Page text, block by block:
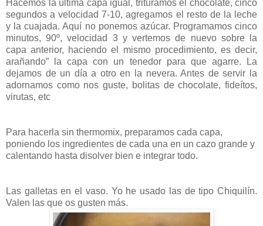
Hacemos la última capa igual, trituramos el chocolate, cinco
segundos a velocidad 7-10, agregamos el resto de la leche
y la cuajada. Aquí no ponemos azúcar. Programamos cinco
minutos, 90º, velocidad 3 y vertemos de nuevo sobre la
capa anterior, haciendo el mismo procedimiento, es decir,
arañando” la capa con un tenedor para que agarre. La
dejamos de un día a otro en la nevera. Antes de servir la
adornamos como nos guste, bolitas de chocolate, fideítos,
virutas, etc
Para hacerla sin thermomix, preparamos cada capa,
poniendo los ingredientes de cada una en un cazo grande y
calentando hasta disolver bien e integrar todo.
Las galletas en el vaso. Yo he usado las de tipo Chiquilín.
Valen las que os gusten más.